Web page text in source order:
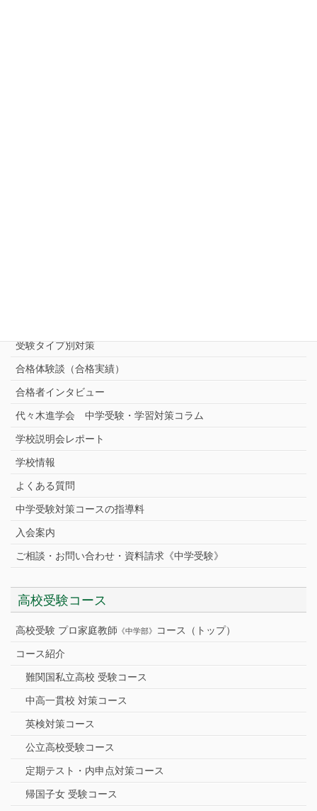
受験タイプ別対策
合格体験談（合格実績）
合格者インタビュー
代々木進学会 中学受験・学習対策コラム
学校説明会レポート
学校情報
よくある質問
中学受験対策コースの指導料
入会案内
ご相談・お問い合わせ・資料請求《中学受験》
高校受験コース
高校受験 プロ家庭教師 《中学部》 コース（トップ）
コース紹介
難関国私立高校 受験コース
中高一貫校 対策コース
英検対策コース
公立高校受験コース
定期テスト・内申点対策コース
帰国子女 受験コース